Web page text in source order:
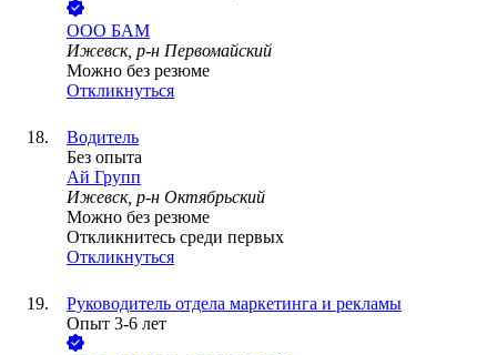
ООО БАМ
Ижевск, р-н Первомайский
Можно без резюме
Откликнуться
Водитель
Без опыта
Ай Групп
Ижевск, р-н Октябрьский
Можно без резюме
Откликнитесь среди первых
Откликнуться
Руководитель отдела маркетинга и рекламы
Опыт 3-6 лет